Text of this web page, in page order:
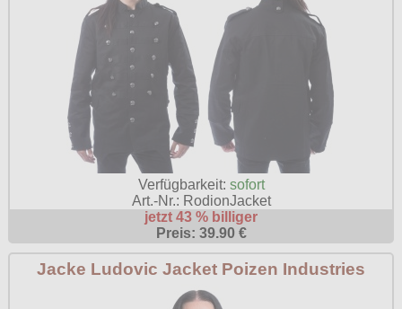
Verfügbarkeit: sofort
Art.-Nr.: RodionJacket
jetzt 43 % billiger
Preis: 39.90 €
Jacke Ludovic Jacket Poizen Industries